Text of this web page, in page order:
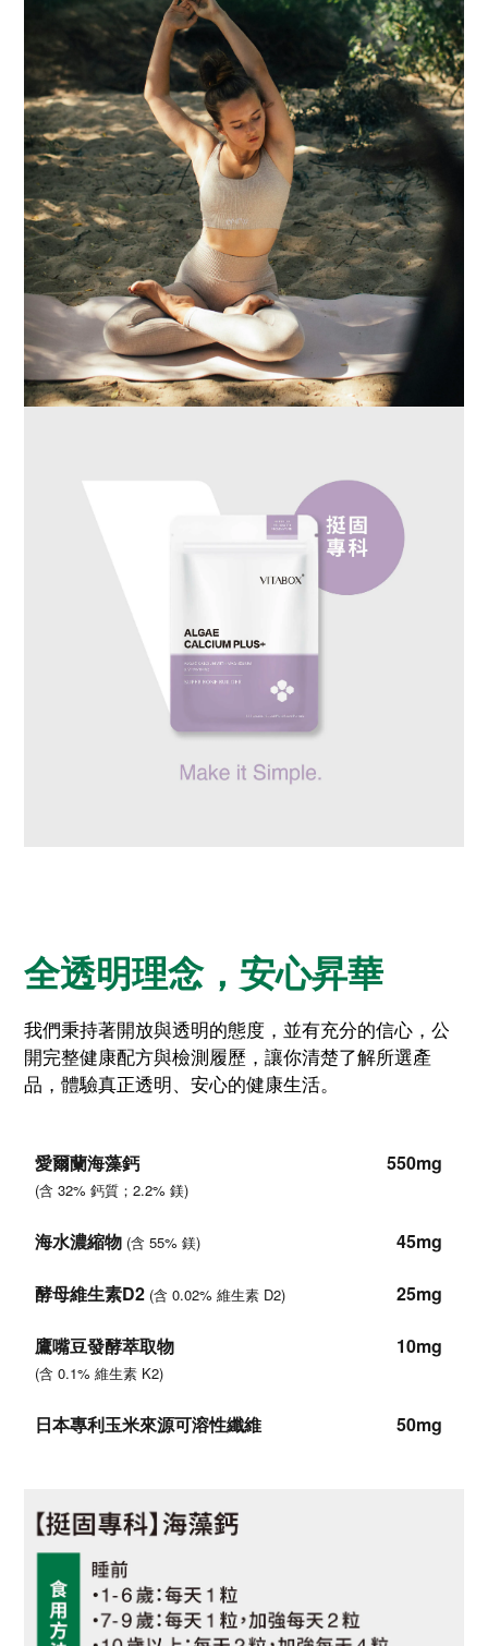
全透明理念，安心昇華
我們秉持著開放與透明的態度，並有充分的信心，公
開完整健康配方與檢測履歷，讓你清楚了解所選產
品，體驗真正透明、安心的健康生活。
愛爾蘭海藻鈣
(含 32% 鈣質；2.2% 鎂)
海水濃縮物 (含 55% 鎂)
酵母維生素D2 (含 0.02% 維生素 D2)
鷹嘴豆發酵萃取物
(含 0.1% 維生素 K2)
日本專利玉米來源可溶性纖維
550mg
45mg
25mg
10mg
50mg